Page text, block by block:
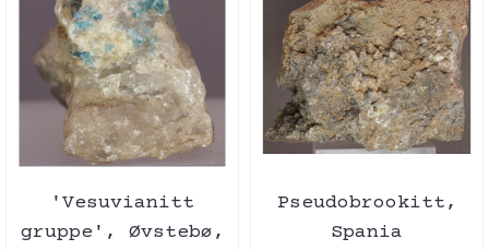
'Vesuvianitt
gruppe', Øvstebø,
Pseudobrookitt,
Spania